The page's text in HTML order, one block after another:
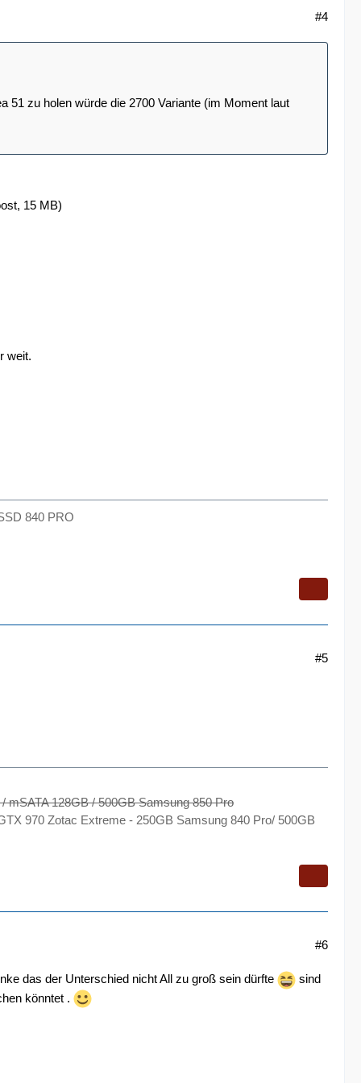
#4
51 zu holen würde die 2700 Variante (im Moment laut
15 MB)
weit.
840 PRO
#5
128GB / 500GB Samsung 850 Pro
970 Zotac Extreme - 250GB Samsung 840 Pro/ 500GB
#6
das der Unterschied nicht All zu groß sein dürfte
sind
könntet .